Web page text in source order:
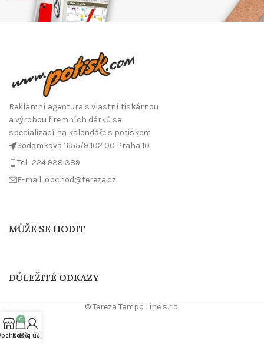
Reklamní agentura s vlastní tiskárnou
a výrobou firemních dárků se
specializací na kalendáře s potiskem
Sodomkova 1655/9 102 00 Praha 10
Tel.: 224 938 389
E-mail: obchod@tereza.cz
MŮŽE SE HODIT
DŮLEŽITÉ ODKAZY
© Tereza Tempo Line s.r.o.
0
Košík
Můj účet